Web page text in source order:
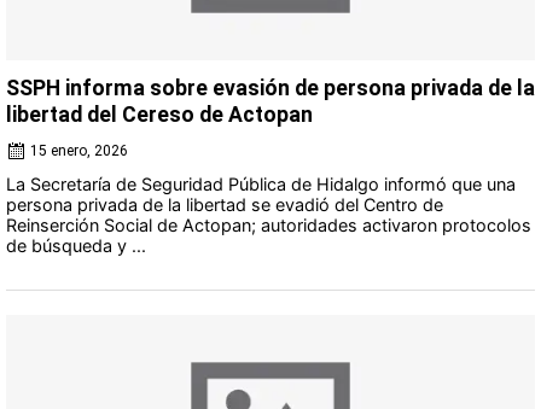
SSPH informa sobre evasión de persona privada de la
libertad del Cereso de Actopan
15 enero, 2026
La Secretaría de Seguridad Pública de Hidalgo informó que una
persona privada de la libertad se evadió del Centro de
Reinserción Social de Actopan; autoridades activaron protocolos
de búsqueda y ...